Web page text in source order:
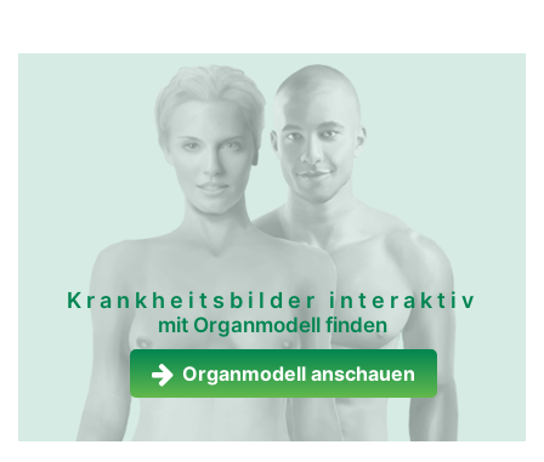
Krankheitsbilder interaktiv
mit Organmodell finden
Organmodell anschauen